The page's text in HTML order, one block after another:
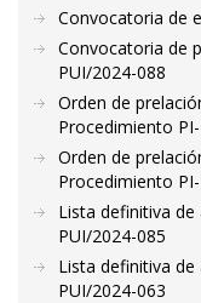
Convocatoria de
Convocatoria de
PUI/2024-088
Orden de
Procedimiento
Orden de
Procedimiento
Lista definitiva
PUI/2024-085
Lista definitiva
PUI/2024-063